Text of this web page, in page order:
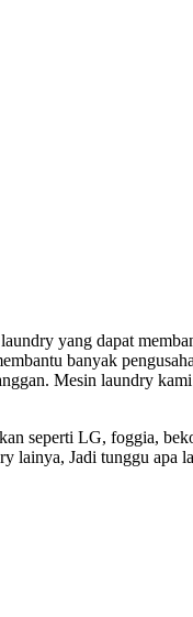
yang dapat
banyak
Mesin laundry
seperti LG, foggia,
lainya, Jadi tunggu apa